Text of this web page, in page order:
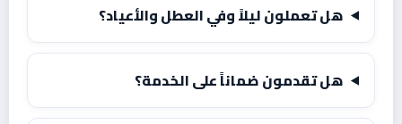
هل تعملون ليلاً وفي العطل والأعياد؟
هل تقدمون ضماناً على الخدمة؟